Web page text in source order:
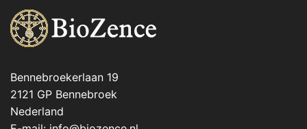
Bennebroekerlaan 19
2121 GP Bennebroek
Nederland